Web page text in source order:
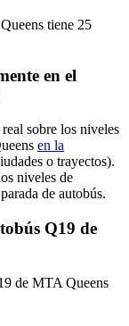
tiene 25
en el
sobre los niveles
en la
o trayectos).
niveles de
de autobús.
Q19 de
de MTA Queens